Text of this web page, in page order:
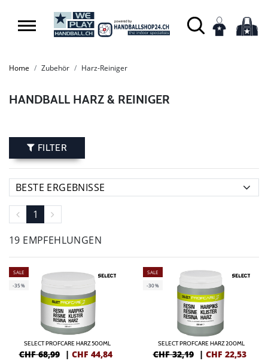
Home Zubehör Harz-Reiniger
HANDBALL HARZ & REINIGER
FILTER
1
19 EMPFEHLUNGEN
SALE
-35%
SELECT PROFCARE HARZ 500ML
CHF 68,99 | CHF 44,84
SALE
-30%
SELECT PROFCARE HARZ 200ML
CHF 32,19 | CHF 22,53